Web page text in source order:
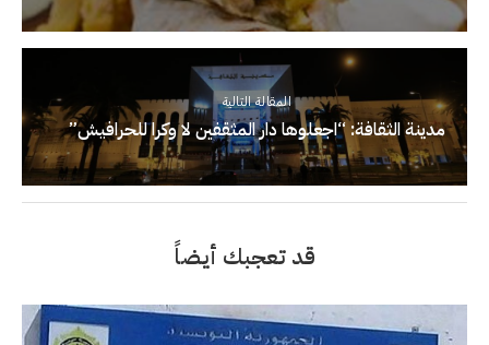
المقالة التالية
مدينة الثقافة: “اجعلوها دار المثقفين لا وكرا للحرافيش”
قد تعجبك أيضاً